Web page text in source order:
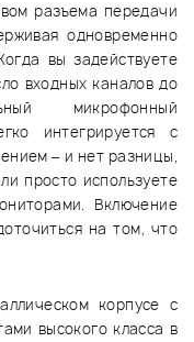
разъема передачи
одновременно
вы задействуете
входных каналов до
микрофонный
интегрируется с
– и нет разницы,
просто используете
Включение
на том, что
корпусе с
высокого класса в